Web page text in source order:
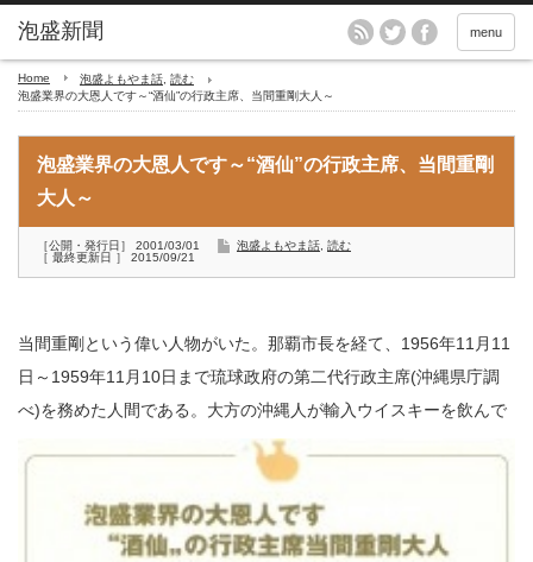
menu
Home 泡盛よもやま話 読む
泡盛業界の大恩人です～“酒仙”の行政主席、当間重剛大人～
泡盛業界の大恩人です～“酒仙”の行政主席、当間重剛
大人～
［公開・発行日］ 2001/03/01
［ 最終更新日 ］ 2015/09/21
泡盛よもやま話 読む
当間重剛という偉い人物がいた。那覇市長を経て、1956年11月11
日～1959年11月10日まで琉球政府の第二代行政主席(沖縄県庁調
べ)を務めた人間である。 大方の沖縄人が輸入ウイスキーを飲んで